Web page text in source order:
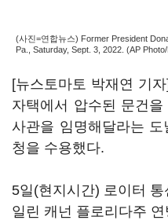
(사진=연합뉴스) Former President
Pa., Saturday, Sept. 3, 2022. (AP
[뉴스토마토 박재연 기
자택에서 압수된 문건
사관을 임명해달라는
청을 수용했다.
5일(현지시간) 로이터 통
일린 캐넌 플로리다주